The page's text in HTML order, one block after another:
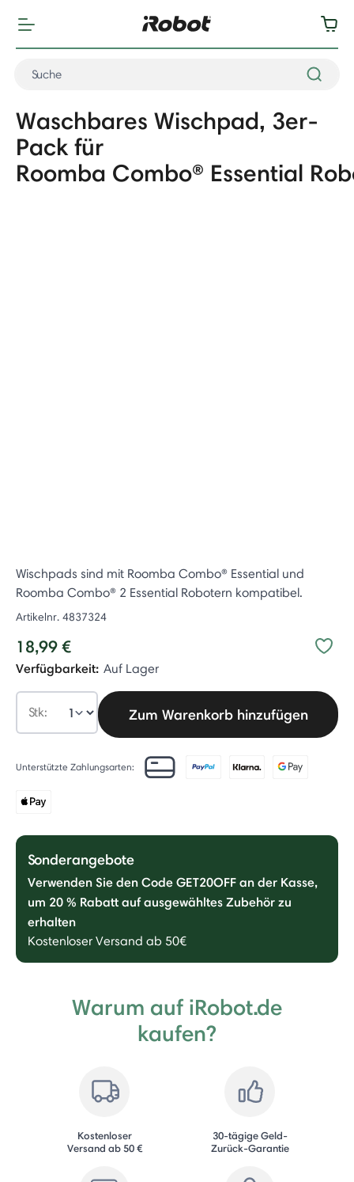
Waschbares Wischpad, 3er-
Pack für
Roomba Combo® Essential
Wischpads sind mit Roomba Combo® Essential und
Roomba Combo® 2 Essential Robotern kompatibel.
Artikelnr. 4837324
18,99 €
Verfügbarkeit: Auf Lager
Stk: Zum Warenkorb hinzufügen
Unterstützte Zahlungsarten:
Sonderangebote
Verwenden Sie den Code GET20OFF an der Kasse,
um 20 % Rabatt auf ausgewähltes Zubehör zu
erhalten
Kostenloser Versand ab 50€
Warum auf iRobot.de
kaufen?
Kostenloser
Versand ab 50 €
30-tägige Geld-
Zurück-Garantie